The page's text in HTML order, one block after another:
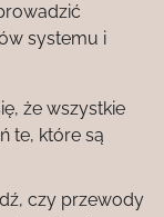
systemu i
że wszystkie
te, które są
czy przewody